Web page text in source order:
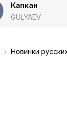
Капкан
GULYAEV
Новинки